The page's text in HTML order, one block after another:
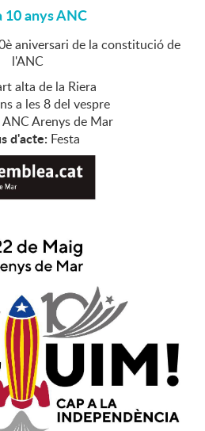
10 anys ANC
aniversari de la constitució de
l'ANC
alta de la Riera
a les 8 del vespre
ANC Arenys de Mar
d'acte: Festa